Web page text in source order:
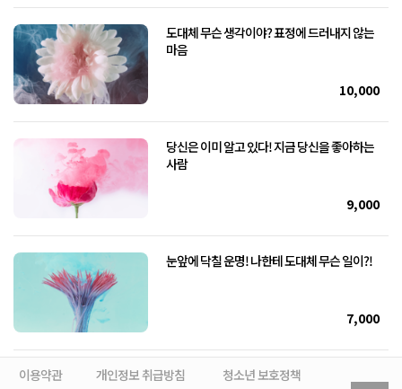
도대체 무슨 생각이야? 표정에 드러내지 않는
마음
10,000
당신은 이미 알고 있다! 지금 당신을 좋아하는
사람
9,000
눈앞에 닥칠 운명! 나한테 도대체 무슨 일이?!
7,000
이용약관 개인정보 취급방침
청소년 보호정책